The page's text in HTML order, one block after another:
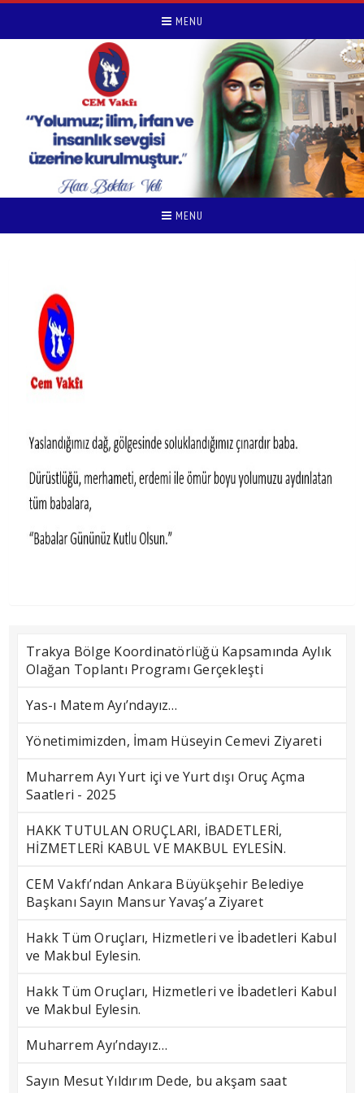
MENU
MENU
Trakya Bölge Koordinatörlüğü Kapsamında Aylık
Olağan Toplantı Programı Gerçekleşti
Yas-ı Matem Ayı’ndayız…
Yönetimimizden, İmam Hüseyin Cemevi Ziyareti
Muharrem Ayı Yurt içi ve Yurt dışı Oruç Açma
Saatleri - 2025
HAKK TUTULAN ORUÇLARI, İBADETLERİ,
HİZMETLERİ KABUL VE MAKBUL EYLESİN.
CEM Vakfı’ndan Ankara Büyükşehir Belediye
Başkanı Sayın Mansur Yavaş’a Ziyaret
Hakk Tüm Oruçları, Hizmetleri ve İbadetleri Kabul
ve Makbul Eylesin.
Hakk Tüm Oruçları, Hizmetleri ve İbadetleri Kabul
ve Makbul Eylesin.
Muharrem Ayı’ndayız…
Sayın Mesut Yıldırım Dede, bu akşam saat